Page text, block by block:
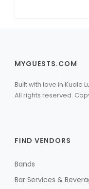
MYGUESTS.COM
Built with love in Kuala
All rights reserved.
FIND VENDORS
Bands
Bar Services &